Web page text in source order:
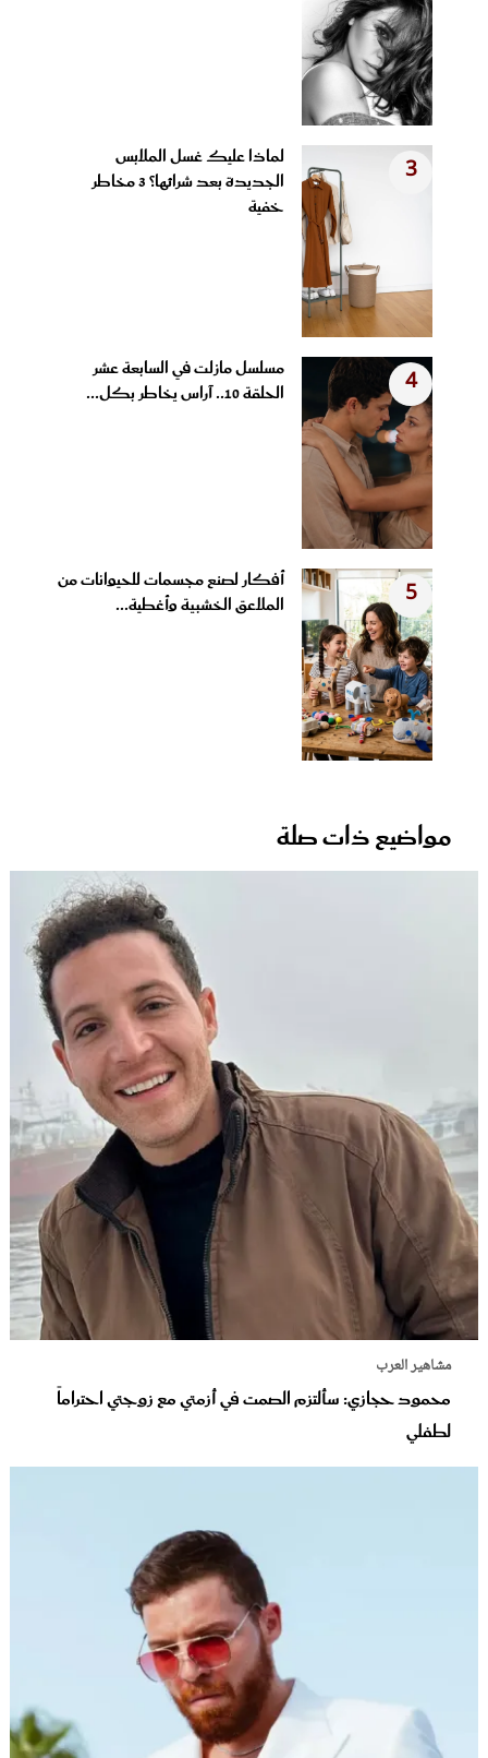
3
لماذا عليك غسل الملابس
الجديدة بعد شرائها؟ 3 مخاطر
خفية
4
مسلسل مازلت في السابعة عشر
الحلقة 10.. آراس يخاطر بكل...
5
أفكار لصنع مجسمات للحيوانات من
الملاعق الخشبية وأغطية...
مواضيع ذات صلة
مشاهير العرب
محمود حجازي: سألتزم الصمت في أزمتي مع زوجتي احتراماً
لطفلي